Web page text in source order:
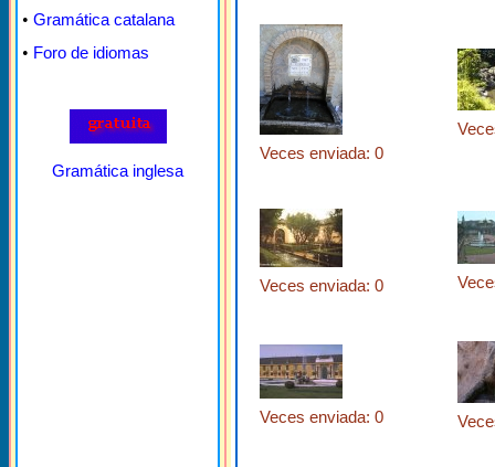
• Gramática catalana
• Foro de idiomas
Gramática inglesa
Veces enviada: 0
Veces enviada: 0
Veces enviada: 0